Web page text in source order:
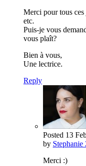
Merci pour tous ces
etc.
Puis-je vous
vous plaît?
Bien à vous,
Une lectrice.
Reply
Posted 13
by
Merci :)